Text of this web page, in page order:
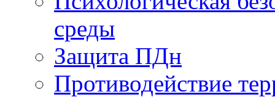
среды
Защита ПДн
Противодействие